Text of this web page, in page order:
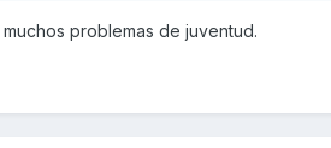
problemas de juventud.